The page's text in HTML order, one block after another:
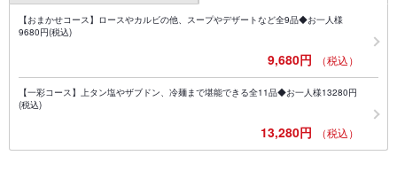
【おまかせコース】ロースやカルビの他、スープやデザートなど全9品◆お一人様
9680円(税込)
9,680円 （税込）
【一彩コース】上タン塩やザブドン、冷麺まで堪能できる全11品◆お一人様13280円
(税込)
13,280円 （税込）